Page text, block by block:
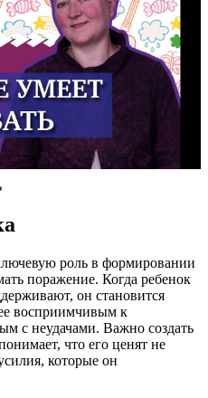
роль в формировании
поражение. Когда ребенок
он становится
восприимчивым к
с неудачами. Важно создать
что его ценят не
которые он